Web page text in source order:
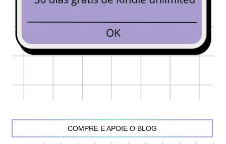
COMPRE E APOIE O BLOG